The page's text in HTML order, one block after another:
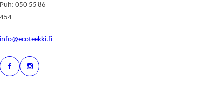
Puh: 050 55 86
454
info@ecoteekki.fi